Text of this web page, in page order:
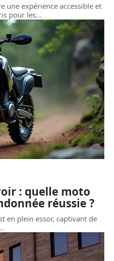
une expérience accessible et
pour les…
: quelle moto
réussie ?
en plein essor, captivant de